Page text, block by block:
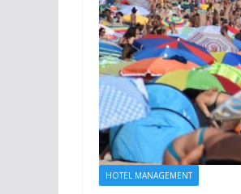
HOTEL MANAGEMENT